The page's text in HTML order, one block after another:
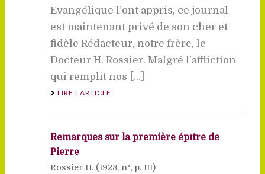
Evangélique l’ont appris, ce journal
est maintenant privé de son cher et
fidèle Rédacteur, notre frère, le
Docteur H. Rossier. Malgré l’affliction
qui remplit nos [...]
LIRE L'ARTICLE
Remarques sur la première épître de
Pierre
Rossier H. (1928, n°, p. 111)